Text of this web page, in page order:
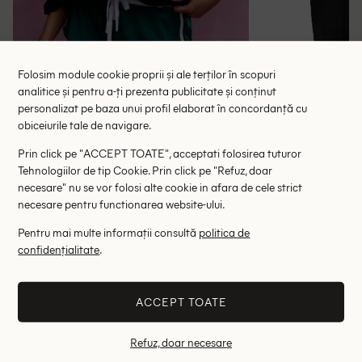
Tricou Oversize Missguided, negru
42.50 lei
RRP: 85.00 lei
S
Tricou Karen
Altii au fost interesati de
Folosim module cookie proprii și ale terților în scopuri
analitice și pentru a-ți prezenta publicitate și conținut
personalizat pe baza unui profil elaborat în concordanță cu
obiceiurile tale de navigare.
Prin click pe "ACCEPT TOATE", acceptati folosirea tuturor
Tehnologiilor de tip Cookie. Prin click pe "Refuz, doar
necesare" nu se vor folosi alte cookie in afara de cele strict
necesare pentru functionarea website-ului.
Pentru mai multe informații consultă politica de
confidențialitate.
ACCEPT TOATE
Refuz, doar necesare